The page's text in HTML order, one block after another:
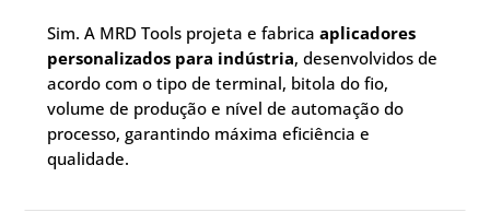
Sim. A MRD Tools projeta e fabricaaplicadores
personalizados para indústria, desenvolvidos de
acordo com o tipo de terminal, bitola do fio,
volume de produção e nível de automação do
processo, garantindo máxima eficiência e
qualidade.